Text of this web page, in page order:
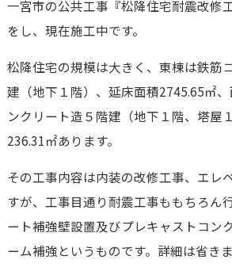
一宮市の公共工事『松降住宅耐震改修
をし、現在施工中です。
松降住宅の規模は大きく、東棟は鉄筋
建（地下１階）、延床面積2745.65㎡
ンクリート造５階建（地下１階、塔屋
236.31㎡あります。
その工事内容は内装の改修工事、エレ
すが、工事目通り耐震工事ももちろん
ート補強壁設置及びプレキャストコン
ーム補強というものです。詳細は省きま